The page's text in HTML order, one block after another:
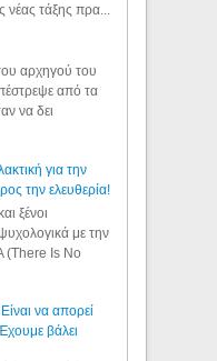
νέας τάξης πρα...
αρχηγού του
από τα
να δει
για την
την ελευθερία!
ξένοι
με την
(There Is No
να απορεί
βάλει